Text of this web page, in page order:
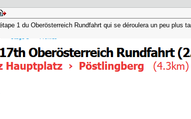
1 du Oberösterreich Rundfahrt qui se déroulera un peu plus